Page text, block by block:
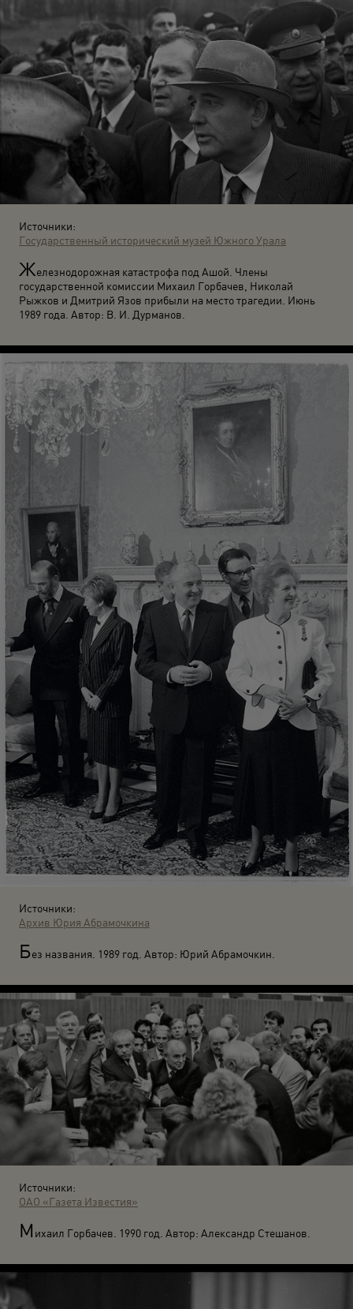
Источники:
Государственный исторический музей Южного Урала
Железнодорожная катастрофа под Ашой. Члены
государственной комиссии Михаил Горбачев, Николай
Рыжков и Дмитрий Язов прибыли на место трагедии. Июнь
1989 года. Автор: В. И. Дурманов.
Источники:
Архив Юрия Абрамочкина
Без названия. 1989 год. Автор: Юрий Абрамочкин.
Источники:
ОАО «Газета Известия»
М ихаил Горбачев. 1990 год. Автор: Александр Стешанов.